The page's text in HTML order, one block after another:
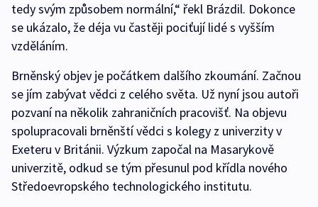
tedy svým způsobem normální,“ řekl Brázdil. Dokonce
se ukázalo, že déja vu častěji pociťují lidé s vyšším
vzděláním.
Brněnský objev je počátkem dalšího zkoumání. Začnou
se jím zabývat vědci z celého světa. Už nyní jsou autoři
pozvaní na několik zahraničních pracovišť. Na objevu
spolupracovali brněnští vědci s kolegy z univerzity v
Exeteru v Británii. Výzkum započal na Masarykově
univerzitě, odkud se tým přesunul pod křídla nového
Středoevropského technologického institutu.